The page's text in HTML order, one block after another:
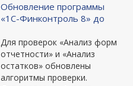
Обновление программы
«1С-Финконтроль 8» до
Для проверок «Анализ форм
отчетности» и «Анализ
остатков» обновлены
алгоритмы проверки.